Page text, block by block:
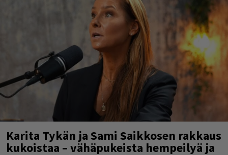
Karita Tykän ja Sami Saikkosen rakkaus
kukoistaa – vähäpukeista hempeilyä ja